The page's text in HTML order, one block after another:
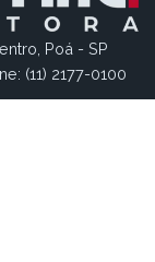
Poá - SP
(11) 2177-0100